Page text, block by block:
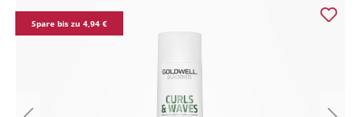
Spare bis zu 4,94 €